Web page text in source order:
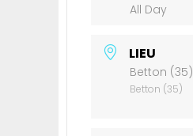
All Day
LIEU
Betton (35)
Betton (35)